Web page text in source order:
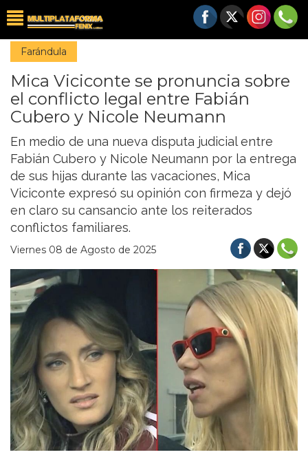
Farándula
Mica Viciconte se pronuncia sobre
el conflicto legal entre Fabián
Cubero y Nicole Neumann
En medio de una nueva disputa judicial entre
Fabián Cubero y Nicole Neumann por la entrega
de sus hijas durante las vacaciones, Mica
Viciconte expresó su opinión con firmeza y dejó
en claro su cansancio ante los reiterados
conflictos familiares.
Viernes 08 de Agosto de 2025